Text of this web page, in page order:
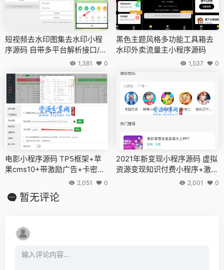
短视频去水印图集去水印小程
序源码 自带多平台解析接口/支
持多种流量主模式收益1,381 0
黑色主题风格多功能工具箱去
水印外卖流量主小程序源码
1,537 0
电影小程序源码 TP5框架+苹
果cms10+带激励广告+卡密激
2,051 0
2021年新变现小程序源码 虚拟
资源变现知识付费小程序+激励
2,001 0
暂无评论